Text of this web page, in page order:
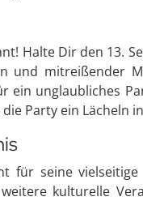
Halte Dir den 13.
und mitreißender
ein unglaubliches
Party ein Lächeln
für seine
kulturelle